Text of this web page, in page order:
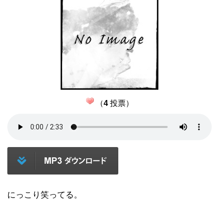
（4投票）
にっこり笑ってる。